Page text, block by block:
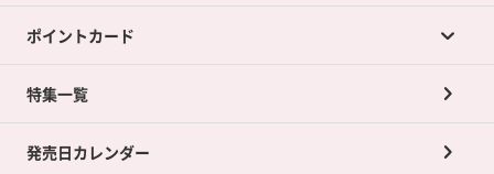
店舗買取について
ネット買取について
買取承諾書について
ポイントカード
ポイントカードTOP
ポイント交換景品
特集一覧
発売日カレンダー